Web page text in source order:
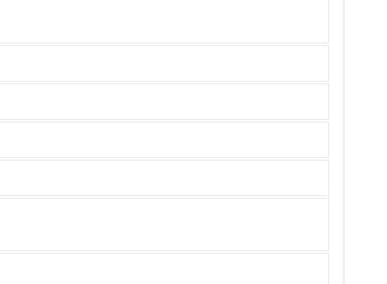
販売
販売目標や計画を立てている
や計画を立てている